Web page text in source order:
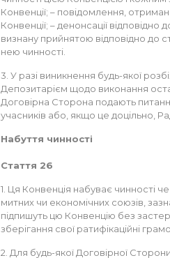
Конвенції; – повідомлення,
Конвенції; – денонсації відповідно
визнану прийнятою відповідно до
нею чинності.
3. У разі виникнення будь-якої
Депозитарієм щодо виконання
Договірна Сторона подають
учасників або, якщо це доцільно,
Набуття чинності
Стаття 26
1. Ця Конвенція набуває чинності
митних чи економічних союзів,
підпишуть цю Конвенцію без
зберігання свої ратифікаційні
2. Для будь-якої Договірної